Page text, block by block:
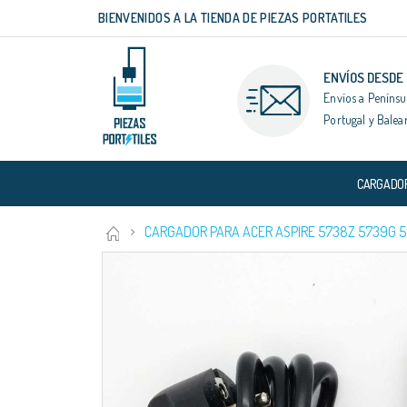
contenido
BIENVENIDOS A LA TIENDA DE PIEZAS PORTATILES
ENVÍOS
Envíos a
Portugal y
CARGADOR PARA ACER ASPIRE 5738Z